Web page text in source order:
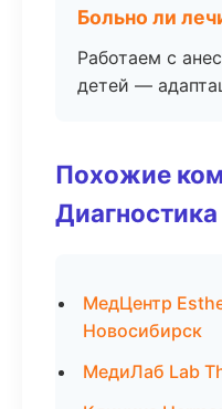
Больно ли
Работаем с
детей —
Похожие
Диагностика
МедЦентр
Новосибирск
МедиЛаб Lab